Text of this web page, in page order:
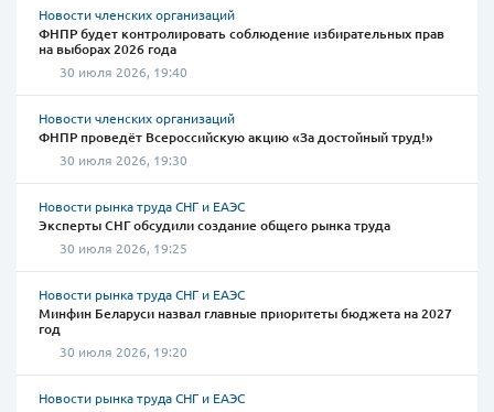
Новости членских организаций
ФНПР будет контролировать соблюдение избирательных прав
на выборах 2026 года
30 июля 2026, 19:40
Новости членских организаций
ФНПР проведёт Всероссийскую акцию «За достойный труд!»
30 июля 2026, 19:30
Новости рынка труда СНГ и ЕАЭС
Эксперты СНГ обсудили создание общего рынка труда
30 июля 2026, 19:25
Новости рынка труда СНГ и ЕАЭС
Минфин Беларуси назвал главные приоритеты бюджета на 2027
год
30 июля 2026, 19:20
Новости рынка труда СНГ и ЕАЭС